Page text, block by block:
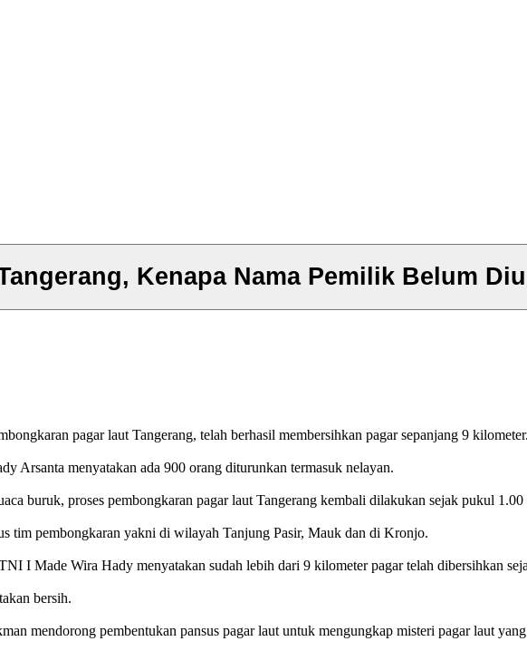
Kenapa Nama Pemilik Belum
pagar laut Tangerang, telah berhasil membersihkan pagar sepanjang 9 kilometer.
Arsanta menyatakan ada 900 orang diturunkan termasuk nelayan.
buruk, proses pembongkaran pagar laut Tangerang kembali dilakukan sejak pukul 1.00
tim pembongkaran yakni di wilayah Tanjung Pasir, Mauk dan di Kronjo.
I Made Wira Hady menyatakan sudah lebih dari 9 kilometer pagar telah dibersihkan
bersih.
mendorong pembentukan pansus pagar laut untuk mengungkap misteri pagar laut yang